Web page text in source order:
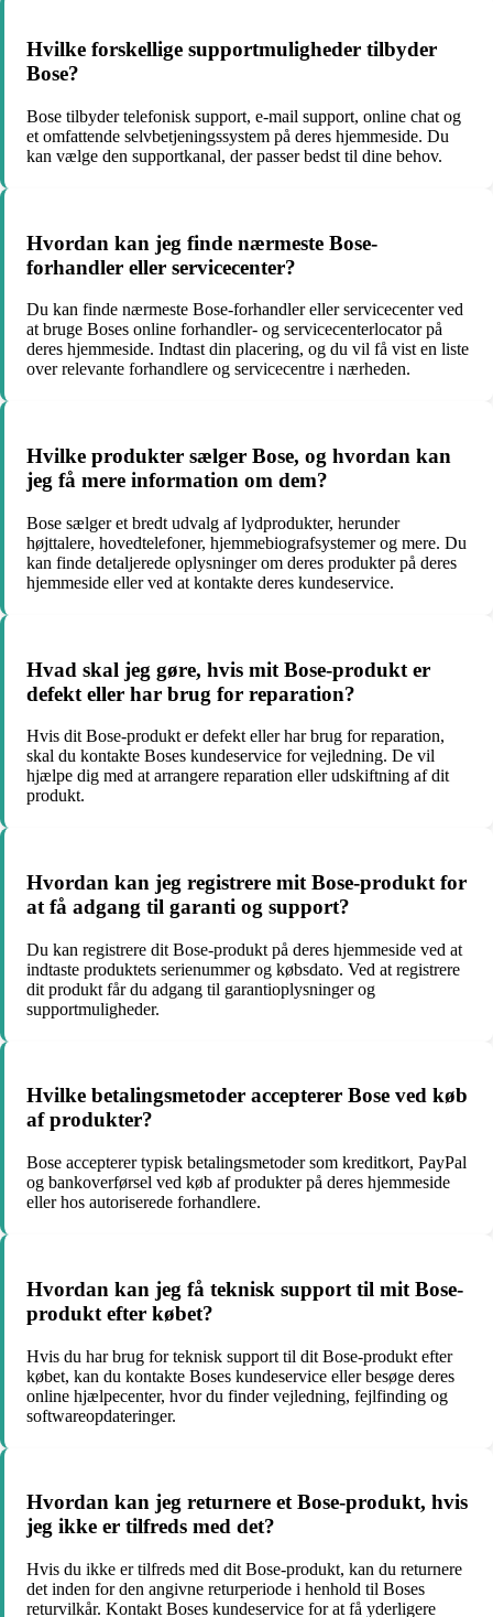
Hvilke forskellige supportmuligheder tilbyder
Bose?
Bose tilbyder telefonisk support, e-mail support, online chat og
et omfattende selvbetjeningssystem på deres hjemmeside. Du
kan vælge den supportkanal, der passer bedst til dine behov.
Hvordan kan jeg finde nærmeste Bose-
forhandler eller servicecenter?
Du kan finde nærmeste Bose-forhandler eller servicecenter ved
at bruge Boses online forhandler- og servicecenterlocator på
deres hjemmeside. Indtast din placering, og du vil få vist en liste
over relevante forhandlere og servicecentre i nærheden.
Hvilke produkter sælger Bose, og hvordan kan
jeg få mere information om dem?
Bose sælger et bredt udvalg af lydprodukter, herunder
højttalere, hovedtelefoner, hjemmebiografsystemer og mere. Du
kan finde detaljerede oplysninger om deres produkter på deres
hjemmeside eller ved at kontakte deres kundeservice.
Hvad skal jeg gøre, hvis mit Bose-produkt er
defekt eller har brug for reparation?
Hvis dit Bose-produkt er defekt eller har brug for reparation,
skal du kontakte Boses kundeservice for vejledning. De vil
hjælpe dig med at arrangere reparation eller udskiftning af dit
produkt.
Hvordan kan jeg registrere mit Bose-produkt for
at få adgang til garanti og support?
Du kan registrere dit Bose-produkt på deres hjemmeside ved at
indtaste produktets serienummer og købsdato. Ved at registrere
dit produkt får du adgang til garantioplysninger og
supportmuligheder.
Hvilke betalingsmetoder accepterer Bose ved køb
af produkter?
Bose accepterer typisk betalingsmetoder som kreditkort, PayPal
og bankoverførsel ved køb af produkter på deres hjemmeside
eller hos autoriserede forhandlere.
Hvordan kan jeg få teknisk support til mit Bose-
produkt efter købet?
Hvis du har brug for teknisk support til dit Bose-produkt efter
købet, kan du kontakte Boses kundeservice eller besøge deres
online hjælpecenter, hvor du finder vejledning, fejlfinding og
softwareopdateringer.
Hvordan kan jeg returnere et Bose-produkt, hvis
jeg ikke er tilfreds med det?
Hvis du ikke er tilfreds med dit Bose-produkt, kan du returnere
det inden for den angivne returperiode i henhold til Boses
returvilkår. Kontakt Boses kundeservice for at få yderligere